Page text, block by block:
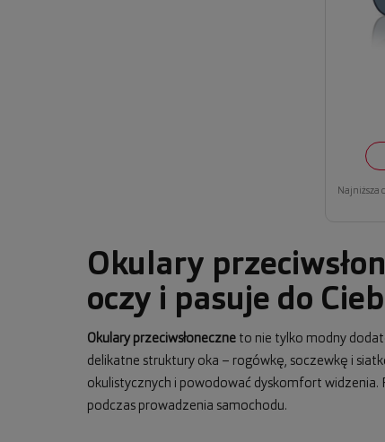
Najniższa
Okulary
oczy i pasuje do
Okulary przeciwsłoneczne to nie tylko modny
delikatne struktury oka – rogówkę, soczewkę i
okulistycznych i powodować dyskomfort widzenia.
podczas prowadzenia samochodu.